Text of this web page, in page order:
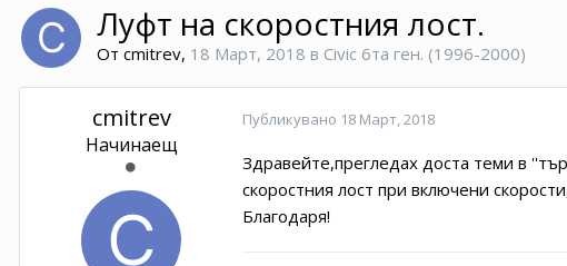
Луфт на скоростния лост.
От cmitrev, 18 Март, 2018 в Civic 6та ген. (1996-2000)
cmitrev
Начинаещ
Публикувано 18 Март, 2018
Здравейте,прегледах доста теми в
скоростния лост при включени
Благодаря!